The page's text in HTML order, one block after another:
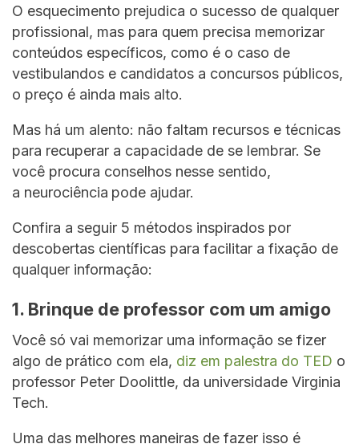
O esquecimento prejudica o sucesso de qualquer
profissional, mas para quem precisa memorizar
conteúdos específicos, como é o caso de
vestibulandos e candidatos a concursos públicos,
o preço é ainda mais alto.
Mas há um alento: não faltam recursos e técnicas
para recuperar a capacidade de se lembrar. Se
você procura conselhos nesse sentido,
a neurociência pode ajudar.
Confira a seguir 5 métodos inspirados por
descobertas científicas para facilitar a fixação de
qualquer informação:
1. Brinque de professor com um amigo
Você só vai memorizar uma informação se fizer
algo de prático com ela, diz em palestra do TED o
professor Peter Doolittle, da universidade Virginia
Tech.
Uma das melhores maneiras de fazer isso é